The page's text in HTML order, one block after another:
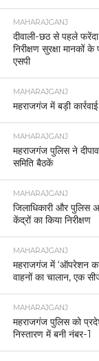
MAHARAJGANJ
दीवाली-छठ से पहले
निरीक्षण सुरक्षा
एसपी
MAHARAJGANJ
महराजगंज में बड़ी
MAHARAJGANJ
महराजगंज पुलिस ने
समिति बैठकें
MAHARAJGANJ
जिलाधिकारी और पुलिस
केंद्रों का किया निरीक्षण
MAHARAJGANJ
महराजगंज में ‘ऑपरेशन
वाहनों का चालान, एक
MAHARAJGANJ
महराजगंज पुलिस को
निस्तारण में बनी नंबर-1